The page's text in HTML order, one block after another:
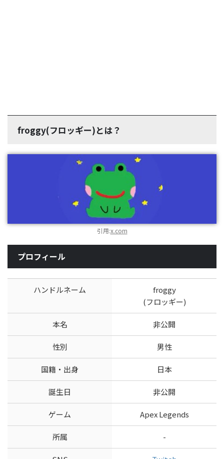
froggy(フロッギー)とは？
引用:x.com
プロフィール
ハンドルネーム
froggy
(フロッギー)
本名 非公開
性別 男性
国籍・出身 日本
誕生日 非公開
ゲーム Apex Legends
所属 -